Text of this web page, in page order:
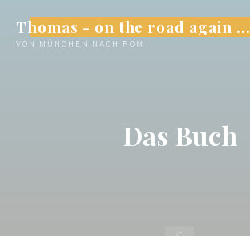
content
Thomas - on the road again ...
VON MÜNCHEN NACH ROM
Das Buch